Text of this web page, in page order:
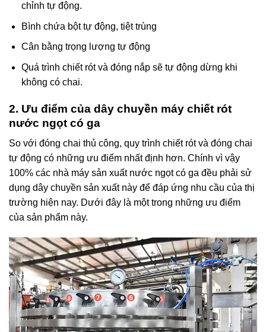
chỉnh tự động.
Bình chứa bột tự động, tiệt trùng
Cân bằng trọng lượng tự động
Quá trình chiết rót và đóng nắp sẽ tự động dừng khi
không có chai.
2. Ưu điểm của dây chuyền máy chiết rót
nước ngọt có ga
So với đóng chai thủ công, quy trình chiết rót và đóng chai
tự động có những ưu điểm nhất định hơn. Chính vì vậy
100% các nhà máy sản xuất nước ngọt có ga đều phải sử
dụng dây chuyền sản xuất này để đáp ứng nhu cầu của thị
trường hiện nay. Dưới đây là một trong những ưu điểm
của sản phẩm này.